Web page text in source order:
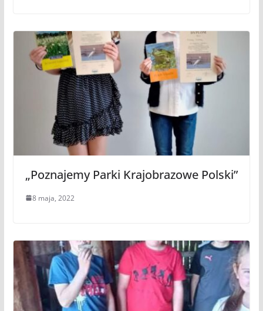
„Poznajemy Parki Krajobrazowe Polski”
8 maja, 2022